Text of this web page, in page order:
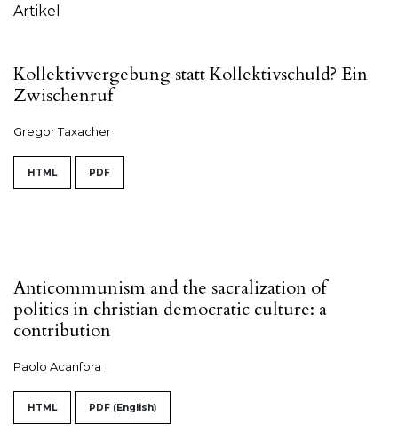
Artikel
Kollektivvergebung statt Kollektivschuld? Ein
Zwischenruf
Gregor Taxacher
HTML PDF
Anticommunism and the sacralization of
politics in christian democratic culture: a
contribution
Paolo Acanfora
HTML PDF (English)